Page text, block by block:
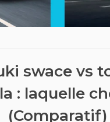
swace vs
: laquelle
(Comparatif)